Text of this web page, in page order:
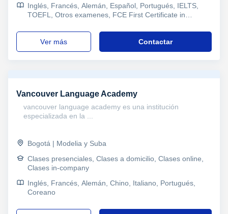
Inglés, Francés, Alemán, Español, Portugués, IELTS,
TOEFL, Otros examenes, FCE First Certificate in
Certificate Proficiency in English, DELE, B1 PET, Goethe
ver más
Contactar
Vancouver Language Academy
vancouver language academy es una institución
especializada en la ...
Bogotá | Modelia y Suba
Clases presenciales, Clases a domicilio, Clases online,
Clases in-company
Inglés, Francés, Alemán, Chino, Italiano, Portugués,
Coreano